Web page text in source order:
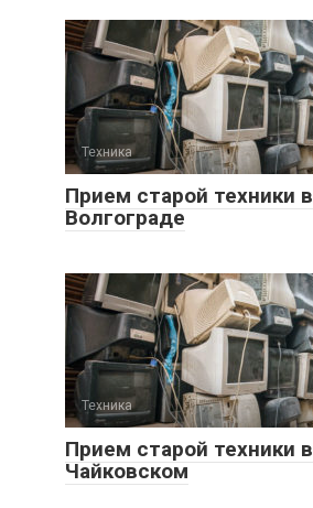
Техника
Прием старой техники в
Волгограде
Техника
Прием старой техники в
Чайковском